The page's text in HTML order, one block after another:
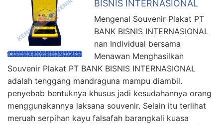
BISNIS INTERNASIONAL
Mengenal Souvenir Plakat PT
BANK BISNIS INTERNASIONAL
nan Individual bersama
Menawan Menghasilkan
Souvenir Plakat PT BANK BISNIS INTERNASIONAL
adalah tenggang mandraguna mampu diambil.
penyebab bentuknya khusus jadi kesudahannya orang
menggunakannya laksana souvenir. Selain itu terlihat
meruah serpihan kayu falsafah barangkali kuasa